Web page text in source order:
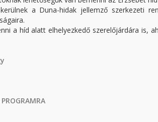
a Duna-hidak jellemző szerkezeti
a híd alatt elhelyezkedő szerelőjárdára is,